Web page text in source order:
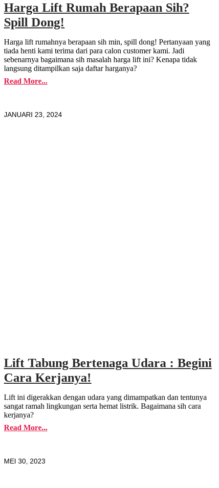
Harga Lift Rumah Berapaan Sih?
Spill Dong!
Harga lift rumahnya berapaan sih min, spill dong! Pertanyaan yang
tiada henti kami terima dari para calon customer kami. Jadi
sebenarnya bagaimana sih masalah harga lift ini? Kenapa tidak
langsung ditampilkan saja daftar harganya?
Read More...
Lift Tabung Bertenaga Udara : Begini
Cara Kerjanya!
Lift ini digerakkan dengan udara yang dimampatkan dan tentunya
sangat ramah lingkungan serta hemat listrik. Bagaimana sih cara
kerjanya?
JANUARI 23, 2024
Read More...
MEI 30, 2023